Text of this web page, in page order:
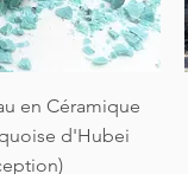
rapide
en Céramique
d'Hubei